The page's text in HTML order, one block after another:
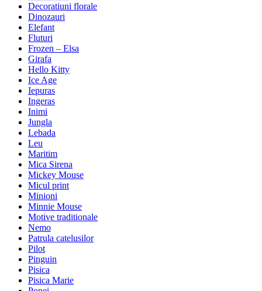
Decoratiuni florale
Dinozauri
Elefant
Fluturi
Frozen – Elsa
Girafa
Hello Kitty
Ice Age
Iepuras
Ingeras
Inimi
Jungla
Lebada
Leu
Maritim
Mica Sirena
Mickey Mouse
Micul print
Minioni
Minnie Mouse
Motive traditionale
Nemo
Patrula catelusilor
Pilot
Pinguin
Pisica
Pisica Marie